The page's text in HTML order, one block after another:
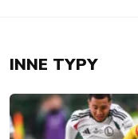
INNE TYPY